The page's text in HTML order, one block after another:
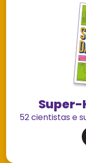
Super-
52 cientistas e